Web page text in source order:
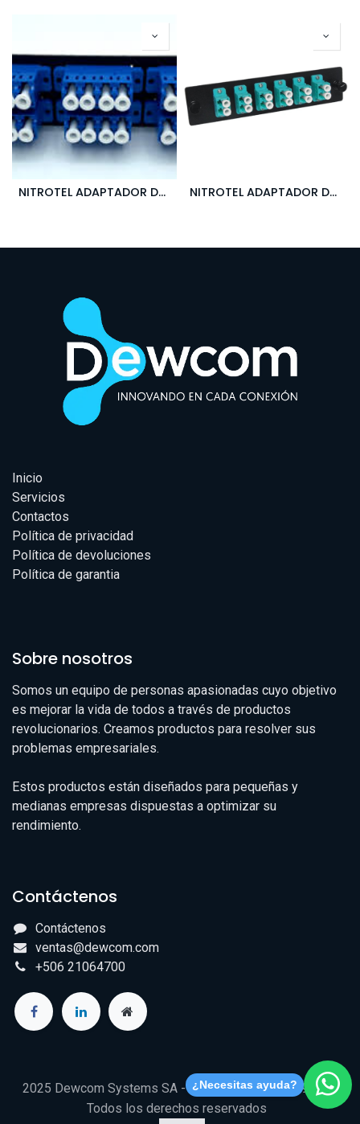
NITROTEL ADAPTADOR DE FIBRA LGX CARGADO CON 6 LC QUAD - AZUL NITROTEL ADAPTADOR DE FIBRA LGX CARGADO CON 6 LC DUPLEX - AZUL - MULTIMODO
Inicio
Servicios
Contactos
Política de privacidad
Política de devoluciones
Política de garantia
Sobre nosotros
Somos un equipo de personas apasionadas cuyo objetivo
es mejorar la vida de todos a través de productos
revolucionarios. Creamos productos para resolver sus
problemas empresariales.
Estos productos están diseñados para pequeñas y
medianas empresas dispuestas a optimizar su
rendimiento.
Contáctenos
Contáctenos
ventas@dewcom.com
+506 21064700
2025 Dewcom Systems SA - RUT/NITE 3-101-679618 -
Todos los derechos reservados
¿Necesitas ayuda?